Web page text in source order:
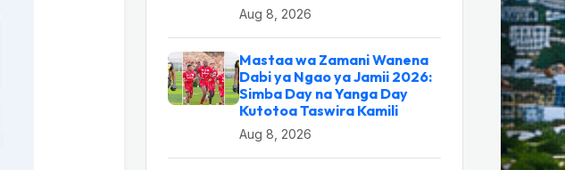
Aug 8, 2026
Mastaa wa Zamani Wanena
Dabi ya Ngao ya Jamii 2026:
Simba Day na Yanga Day
Kutotoa Taswira Kamili
Aug 8, 2026